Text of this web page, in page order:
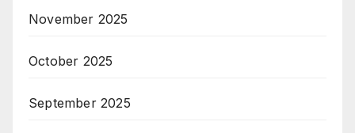
November 2025
October 2025
September 2025